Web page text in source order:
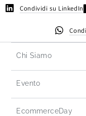
Condividi su LinkedIn
Chi Siamo
Evento
EcommerceDay